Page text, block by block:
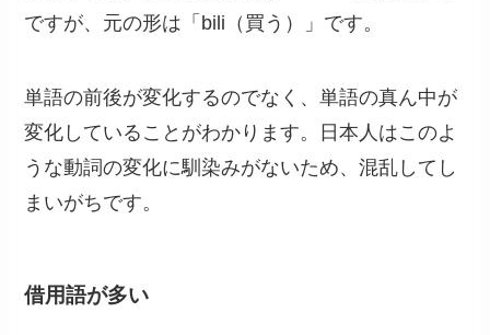
ですが、元の形は「bili（買う）」です。
単語の前後が変化するのでなく、単語の真ん中が
変化していることがわかります。日本人はこのよ
うな動詞の変化に馴染みがないため、混乱してし
まいがちです。
借用語が多い